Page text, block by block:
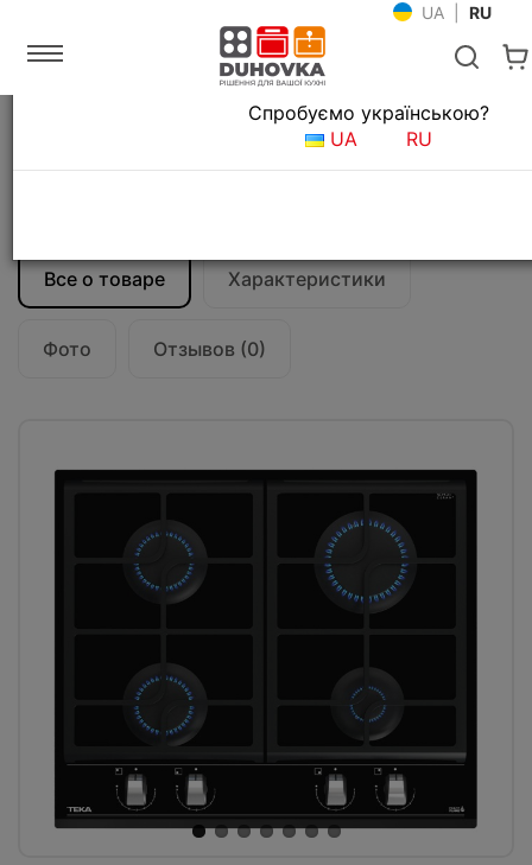
UA RU
Встраиваемая техника
Газовая варочная поверхность Teka GZC
Все о товаре Характеристики
Фото Отзывов (0)
Язык магазина
Спробуємо українською?
UA
RU